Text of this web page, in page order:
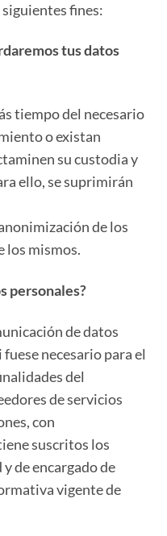
fines:
tus datos
tiempo del necesario
o existan
su custodia y
ello, se suprimirán
de los
los mismos.
personales?
de datos
necesario para el
del
de servicios
con
suscritos los
de encargado de
vigente de